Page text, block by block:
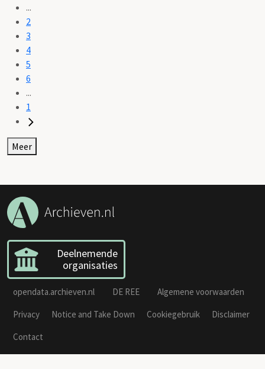
...
2
3
4
5
6
...
1
Meer
Deelnemende
organisaties
opendata.archieven.nl DE REE
Algemene voorwaarden
Privacy
Notice and Take Down Cookiegebruik
Disclaimer
Contact